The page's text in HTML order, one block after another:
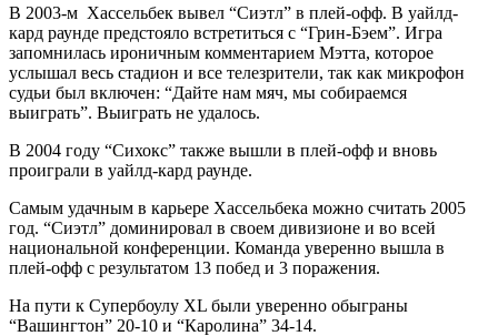
В 2003-м Хассельбек вывел “Сиэтл” в плей-офф. В уайлд-
кард раунде предстояло встретиться с “Грин-Бэем”. Игра
запомнилась ироничным комментарием Мэтта, которое
услышал весь стадион и все телезрители, так как микрофон
судьи был включен: “Дайте нам мяч, мы собираемся
выиграть”. Выиграть не удалось.
В 2004 году “Сихокс” также вышли в плей-офф и вновь
проиграли в уайлд-кард раунде.
Самым удачным в карьере Хассельбека можно считать 2005
год. “Сиэтл” доминировал в своем дивизионе и во всей
национальной конференции. Команда уверенно вышла в
плей-офф с результатом 13 побед и 3 поражения.
На пути к Супербоулу XL были уверенно обыграны
“Вашингтон” 20-10 и “Каролина” 34-14.